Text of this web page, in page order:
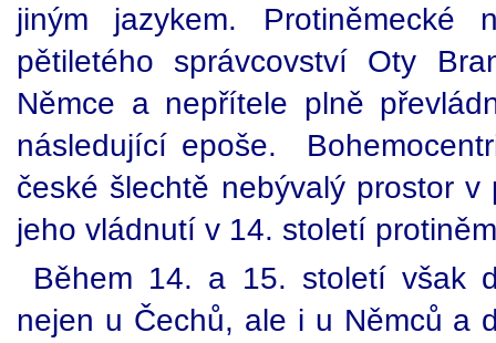
jiným jazykem.
pětiletého správcovství Oty
Němce a nepřítele plně
následující epoše.
české šlechtě nebývalý prostor
jeho vládnutí v 14. století
Během 14. a 15. století však
nejen u Čechů, ale i u Němců a